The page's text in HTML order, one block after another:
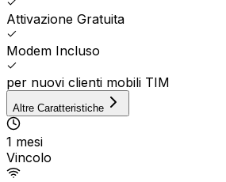
Attivazione Gratuita
Modem Incluso
per nuovi clienti mobili TIM
Altre Caratteristiche
1 mesi
Vincolo